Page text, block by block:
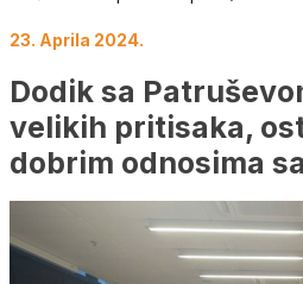
23. Aprila 2024.
Dodik sa
velikih pritisaka,
dobrim odnosima